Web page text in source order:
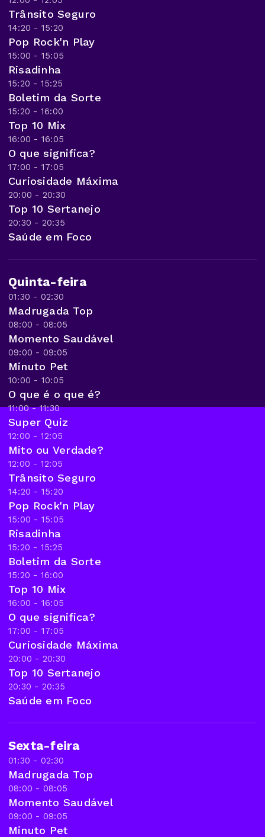
Trânsito Seguro
14:20 - 15:20
Pop Rock'n Play
15:00 - 15:05
Risadinha
15:20 - 15:25
Boletim da Sorte
15:20 - 16:00
Top 10 Mix
16:00 - 16:05
O que significa?
17:00 - 17:05
Curiosidade Máxima
20:00 - 20:30
Top 10 Sertanejo
20:30 - 20:35
Saúde em Foco
Quinta-feira
01:30 - 02:30
Madrugada Top
08:00 - 08:05
Momento Saudável
09:00 - 09:05
Minuto Pet
10:00 - 10:05
O que é o que é?
11:00 - 11:30
Super Quiz
12:00 - 12:05
Mito ou Verdade?
12:00 - 12:05
Trânsito Seguro
14:20 - 15:20
Pop Rock'n Play
15:00 - 15:05
Risadinha
15:20 - 15:25
Boletim da Sorte
15:20 - 16:00
Top 10 Mix
16:00 - 16:05
O que significa?
17:00 - 17:05
Curiosidade Máxima
20:00 - 20:30
Top 10 Sertanejo
20:30 - 20:35
Saúde em Foco
Sexta-feira
01:30 - 02:30
Madrugada Top
08:00 - 08:05
Momento Saudável
09:00 - 09:05
Minuto Pet